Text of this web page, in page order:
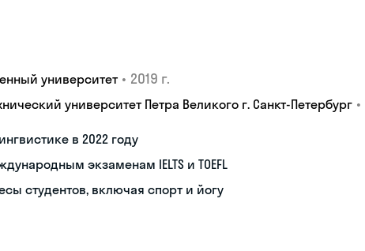
университет • 2019 г.
университет Петра Великого г. Санкт-Петербург •
в 2022 году
экзаменам IELTS и TOEFL
студентов, включая спорт и йогу